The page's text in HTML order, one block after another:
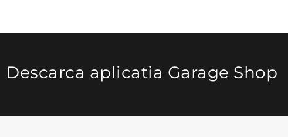
Descarca aplicatia Garage Shop